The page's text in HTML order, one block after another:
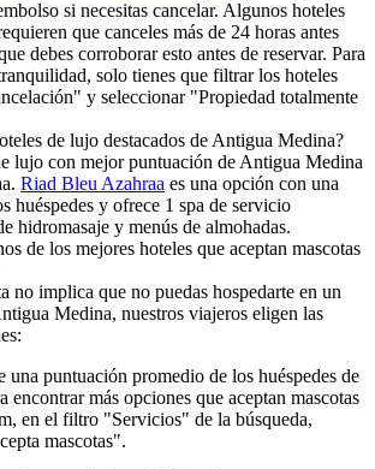
si necesitas cancelar. Algunos hoteles
que canceles más de 24 horas antes
debes corroborar esto antes de reservar. Para
solo tienes que filtrar los hoteles
y seleccionar "Propiedad totalmente
de lujo destacados de Antigua Medina?
lujo con mejor puntuación de Antigua Medina
Riad Bleu Azahraa es una opción con una
huéspedes y ofrece 1 spa de servicio
hidromasaje y menús de almohadas.
de los mejores hoteles que aceptan mascotas
no implica que no puedas hospedarte en un
Medina, nuestros viajeros eligen las
una puntuación promedio de los huéspedes de
encontrar más opciones que aceptan mascotas
en el filtro "Servicios" de la búsqueda,
mascotas".